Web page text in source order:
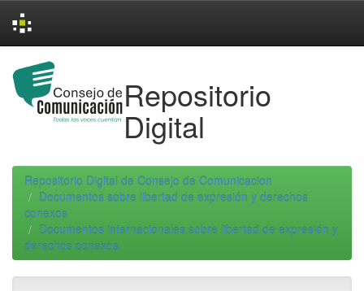
navigation
Repositorio
Digital
Repositorio Digital de Consejo de Comunicacion
Documentos sobre libertad de expresión y derechos
conexos
Documentos internacionales sobre libertad de expresión y
derechos conexos